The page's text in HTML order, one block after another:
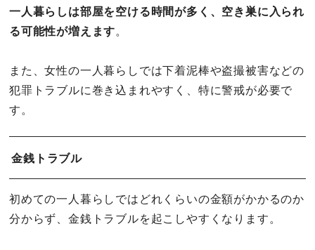
一人暮らしは部屋を空ける時間が多く、空き巣に入られ
る可能性が増えます。
また、女性の一人暮らしでは下着泥棒や盗撮被害などの
犯罪トラブルに巻き込まれやすく、特に警戒が必要で
す。
金銭トラブル
初めての一人暮らしではどれくらいの金額がかかるのか
分からず、金銭トラブルを起こしやすくなります。